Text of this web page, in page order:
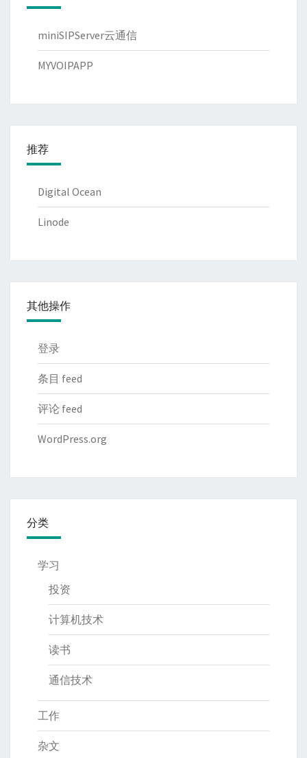
miniSIPServer云通信
MYVOIPAPP
推荐
Digital Ocean
Linode
其他操作
登录
条目 feed
评论 feed
WordPress.org
分类
学习
投资
计算机技术
读书
通信技术
工作
杂文